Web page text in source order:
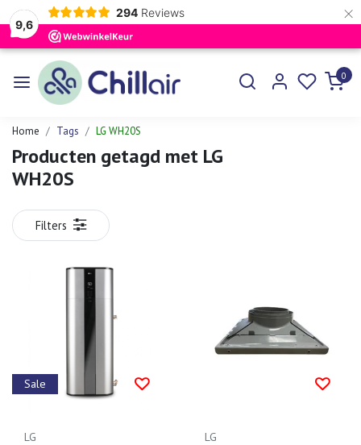
9,6
294 Reviews ×
0
Home Tags LG WH20S
Producten getagd met LG
WH20S
Filters
Sale
LG LG